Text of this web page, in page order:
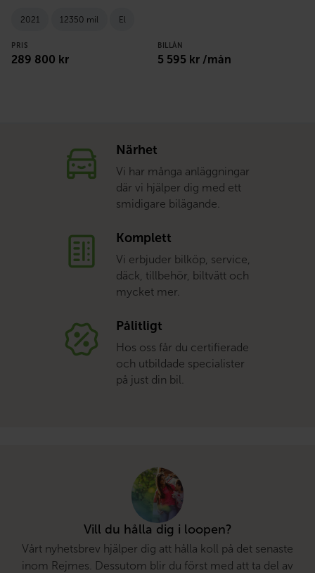
2021 12350 mil El
PRIS
289 800 kr
BILLÅN
5 595 kr /mån
Närhet
Vi har många anläggningar
där vi hjälper dig med ett
smidigare bilägande.
Komplett
Vi erbjuder bilköp, service,
däck, tillbehör, biltvätt och
mycket mer.
Pålitligt
Hos oss får du certifierade
och utbildade specialister
på just din bil.
Vill du hålla dig i loopen?
Vårt nyhetsbrev hjälper dig att hålla koll på det senaste
inom Rejmes. Dessutom blir du först med att ta del av